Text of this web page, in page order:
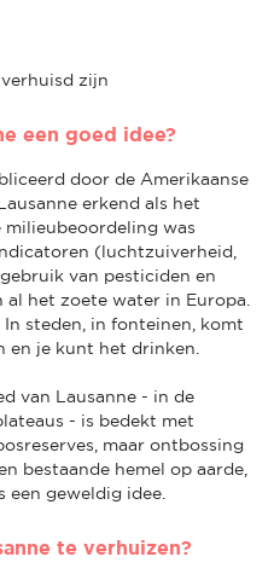
zijn
een goed idee?
door de Amerikaanse
erkend als het
was
(luchtzuiverheid,
van pesticiden en
al het zoete water in Europa.
steden, in fonteinen, komt
je kunt het drinken.
van Lausanne - in de
- is bedekt met
maar ontbossing
bestaande hemel op aarde,
een geweldig idee.
te verhuizen?